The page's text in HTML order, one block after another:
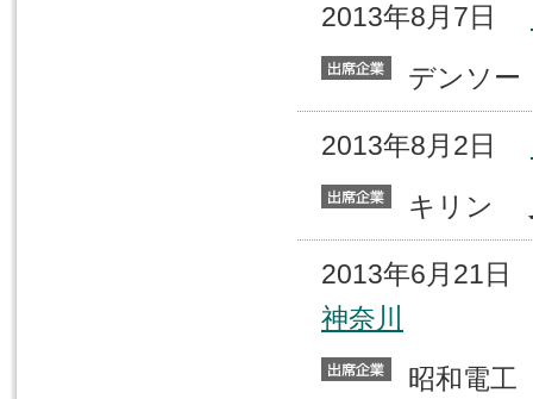
2013年8月7日
デンソ
2013年8月2日
キリン
2013年6月21
神奈川
昭和電